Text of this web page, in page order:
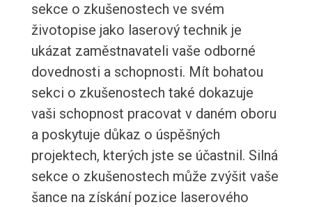
sekce o zkušenostech ve svém
životopise jako laserový technik je
ukázat zaměstnavateli vaše odborné
dovednosti a schopnosti. Mít bohatou
sekci o zkušenostech také dokazuje
vaši schopnost pracovat v daném oboru
a poskytuje důkaz o úspěšných
projektech, kterých jste se účastnil. Silná
sekce o zkušenostech může zvýšit vaše
šance na získání pozice laserového